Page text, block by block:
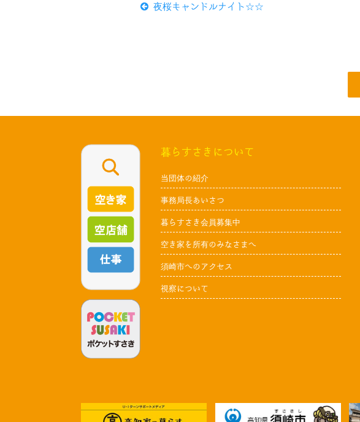
夜桜キャンドルナイト☆☆
暮らすさきについて
当団体の紹介
事務局長あいさつ
暮らすさき会員募集中
空き家を所有のみなさまへ
須崎市へのアクセス
視察について